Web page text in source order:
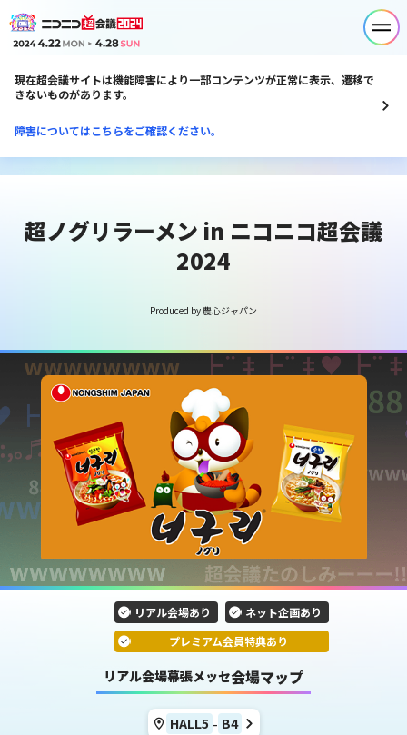
現在超会議サイトは機能障害により一部コンテンツが正常に表示、遷移で
きないものがあります。
障害についてはこちらをご確認ください。
超ノグリラーメン in ニコニコ超会議
2024
Produced by 農心ジャパン
リアル会場あり
ネット企画あり
プレミアム会員特典あり
リアル会場幕張メッセ会場マップ
HALL5 - B4